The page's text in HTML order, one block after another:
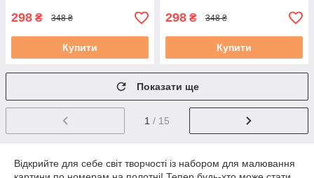
298 ₴ 348 ₴
Купити
298 ₴ 348 ₴
Купити
Показати ще
1 / 15
Відкрийте для себе світ творчості із набором для малювання